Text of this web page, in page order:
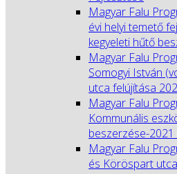
Magyar Falu
évi helyi temető
kegyeleti hűtő
Magyar Falu
Somogyi István
utca felújítása
Magyar Falu
Kommunális
beszerzése-2021
Magyar Falu
és Köröspart